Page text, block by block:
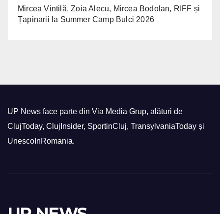
Mircea Vintilă, Zoia Alecu, Mircea Bodolan, RIFF și
Țapinarii la Summer Camp Bulci 2026
UP News face parte din Via Media Grup, alături de
ClujToday, ClujInsider, SportinCluj, TransylvaniaToday și
UnescoInRomania.